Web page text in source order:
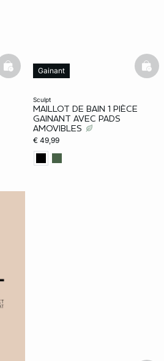
basketfull
sculpt
MAILLOT DE BAIN 1 PIÈCE
GAINANT AVEC PADS
AMOVIBLES
€ 49,99
Gainant